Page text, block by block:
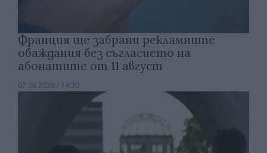
Франция ще забрани рекламните
обаждания без съгласието на
абонатите от 11 август
07.08.2026 / 14:30